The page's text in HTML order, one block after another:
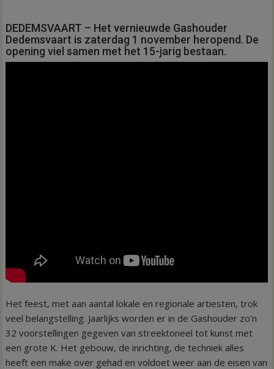
DEDEMSVAART – Het vernieuwde Gashouder
Dedemsvaart is zaterdag 1 november heropend. De
opening viel samen met het 15-jarig bestaan.
Het feest, met aan aantal lokale en regionale artiesten, trok
veel belangstelling. Jaarlijks worden er in de Gashouder zo’n
32 voorstellingen gegeven van streektoneel tot kunst met
een grote K. Het gebouw, de inrichting, de techniek alles
heeft een make over gehad en voldoet weer aan de eisen van